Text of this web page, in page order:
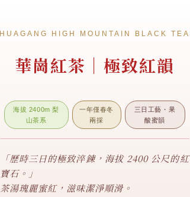
HUAGANG HIGH MOUNTAIN BLACK TEA
華崗紅茶｜極致紅韻
海拔 2400m 梨
山茶系
一年僅春冬
兩採
三日工藝・果
酸蜜韻
「歷時三日的極致淬鍊，海拔 2400 公尺的紅
寶石。」
茶湯瑰麗蜜紅，滋味潔淨順滑。